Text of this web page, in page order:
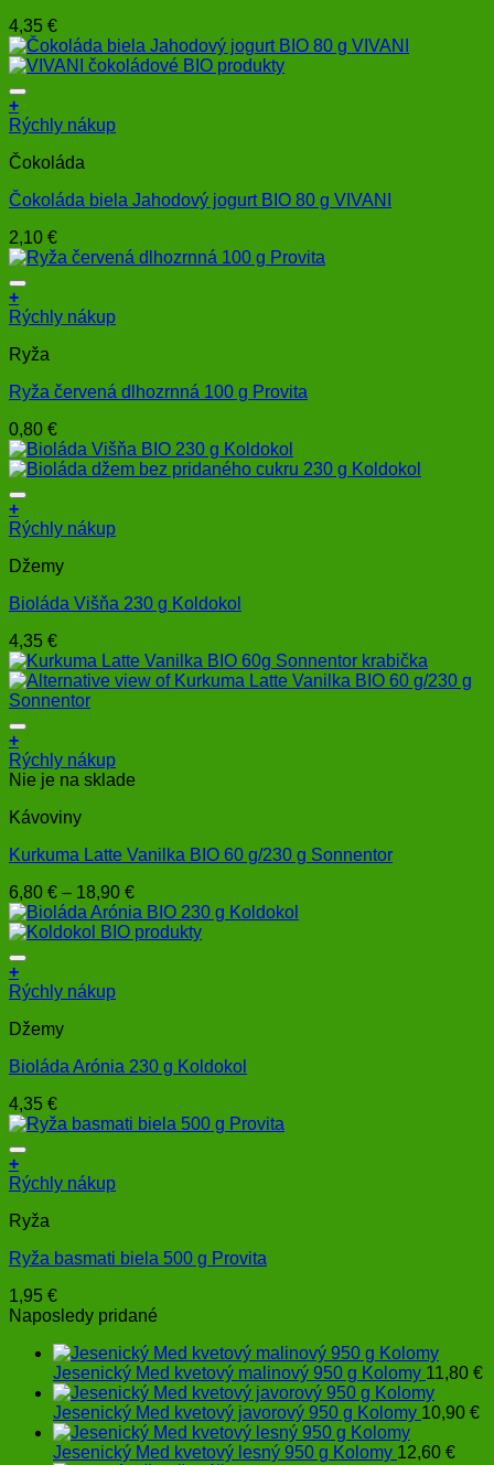
4,35 €
+
Rýchly nákup
Čokoláda
Čokoláda biela Jahodový jogurt BIO 80 g VIVANI
2,10 €
+
Rýchly nákup
Ryža
Ryža červená dlhozrnná 100 g Provita
0,80 €
+
Rýchly nákup
Džemy
Bioláda Višňa 230 g Koldokol
4,35 €
+
Tento
produkt
viacero
Možnosti
môžete
vybrať
na
stránke
produktu.
Rýchly nákup
Nie je na sklade
Kávoviny
Kurkuma Latte Vanilka BIO 60 g/230 g Sonnentor
6,80 € – 18,90 €Price
range:
6,80 €
+
Rýchly nákup
Džemy
Bioláda Arónia 230 g Koldokol
4,35 €
+
Rýchly nákup
Ryža
Ryža basmati biela 500 g Provita
1,95 €
Naposledy pridané
Jesenický Med kvetový malinový 950 g Kolomy 11,80 €
Jesenický Med kvetový javorový 950 g Kolomy 10,90 €
Jesenický Med kvetový lesný 950 g Kolomy 12,60 €